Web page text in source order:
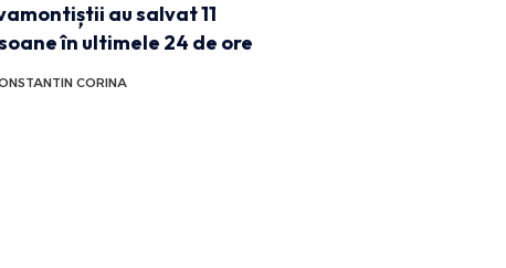
au salvat 11
în ultimele 24 de ore
CORINA